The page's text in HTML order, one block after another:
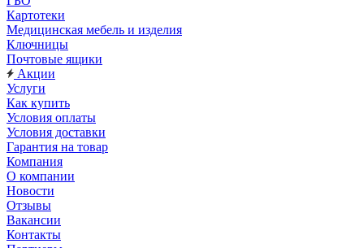
Картотеки
Медицинская мебель и изделия
Ключницы
Почтовые ящики
Акции
Услуги
Как купить
Условия оплаты
Условия доставки
Гарантия на товар
Компания
О компании
Новости
Отзывы
Вакансии
Контакты